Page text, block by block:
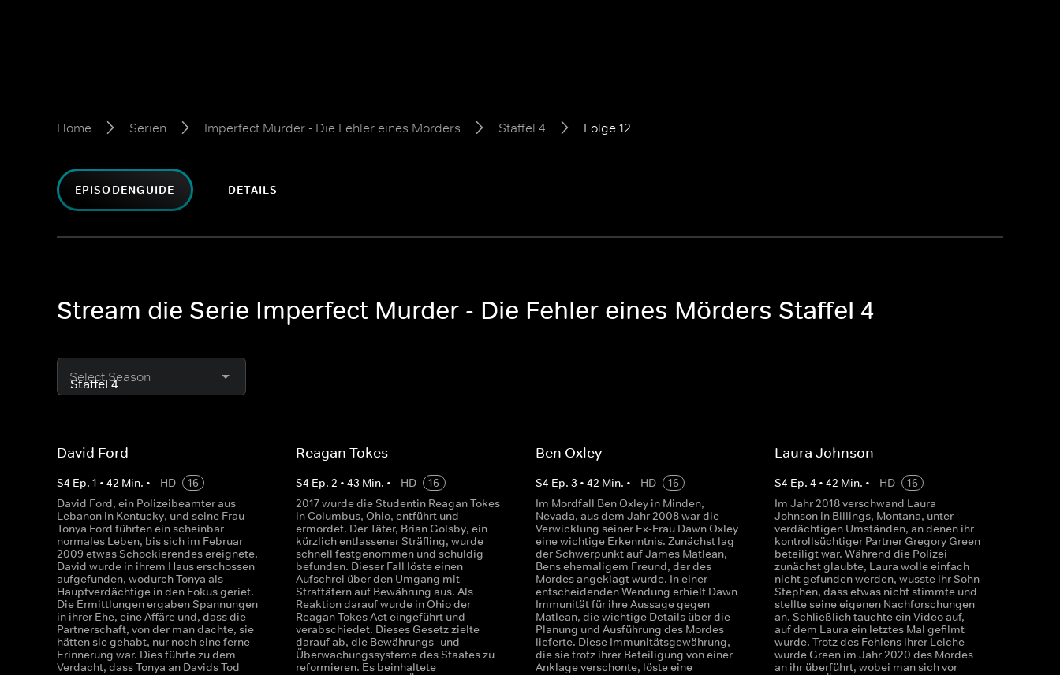
Home Serien Imperfect Murder - Die Fehler eines Mörders Staffel 4 Folge 12
EPISODENGUIDE DETAILS
Stream die Serie Imperfect Murder - Die Fehler eines Mörders Staffel 4
Select Season
David Ford
S4 Ep. 1 • 42 Min. • HD
16
David Ford, ein Polizeibeamter aus
Lebanon in Kentucky, und seine Frau
Tonya Ford führten ein scheinbar
normales Leben, bis sich im Februar
2009 etwas Schockierendes ereignete.
David wurde in ihrem Haus erschossen
aufgefunden, wodurch Tonya als
Hauptverdächtige in den Fokus geriet.
Die Ermittlungen ergaben Spannungen
in ihrer Ehe, eine Affäre und, dass die
Partnerschaft, von der man dachte, sie
hätten sie gehabt, nur noch eine ferne
Erinnerung war. Dies führte zu dem
Verdacht, dass Tonya an Davids Tod
Reagan Tokes
S4 Ep.2 •43 Min. • HD
16
2017 wurde die Studentin Reagan Tokes
in Columbus, Ohio, entführt und
ermordet. Der Täter, Brian Golsby, ein
kürzlich entlassener Sträfling, wurde
schnell festgenommen und schuldig
befunden. Dieser Fall löste einen
Aufschrei über den Umgang mit
Straftätern auf Bewährung aus. Als
Reaktion darauf wurde in Ohio der
Reagan Tokes Act eingeführt und
verabschiedet. Dieses Gesetz zielte
darauf ab, die Bewährungs- und
Überwachungssysteme des Staates zu
reformieren. Es beinhaltete
Ben Oxley
S4 Ep. 3 • 42 Min. • HD
16
Im Mordfall Ben Oxley in Minden,
Nevada, aus dem Jahr 2008 war die
Verwicklung seiner Ex-Frau Dawn Oxley
eine wichtige Erkenntnis. Zunächst lag
der Schwerpunkt auf James Matlean,
Bens ehemaligem Freund, der des
Mordes angeklagt wurde. In einer
entscheidenden Wendung erhielt Dawn
Immunität für ihre Aussage gegen
Matlean, die wichtige Details über die
Planung und Ausführung des Mordes
lieferte. Diese Immunitätsgewährung,
die sie trotz ihrer Beteiligung von einer
Anklage verschonte, löste eine
Laura Johnson
S4 Ep. 4 • 42 Min. • HD
16
Im Jahr 2018 verschwand Laura
Johnson in Billings, Montana, unter
verdächtigen Umständen, an denen ihr
kontrollsüchtiger Partner Gregory Green
beteiligt war. Während die Polizei
zunächst glaubte, Laura wolle einfach
nicht gefunden werden, wusste ihr Sohn
Stephen, dass etwas nicht stimmte und
stellte seine eigenen Nachforschungen
an. Schließlich tauchte ein Video auf,
auf dem Laura ein letztes Mal gefilmt
wurde. Trotz des Fehlens ihrer Leiche
wurde Green im Jahr 2020 des Mordes
an ihr überführt, wobei man sich vor